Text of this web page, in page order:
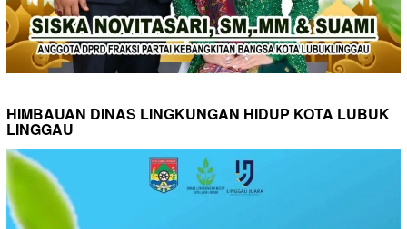
HIMBAUAN DINAS LINGKUNGAN HIDUP KOTA LUBUK
LINGGAU